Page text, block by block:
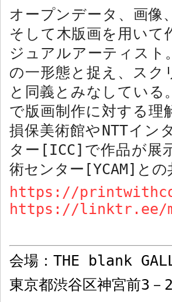
オープンデータ、画像
そして木版画を用いて
ジュアルアーティスト
の一形態と捉え、スク
と同義とみなしている
で版画制作に対する理
損保美術館やNTTイン
ター [ICC] で作品が展
術センター [YCAM] と
https://
https://linktr.ee/
会場： THE blank
東京都渋谷区神宮前3 －